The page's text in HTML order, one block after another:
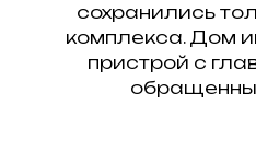
сохранились
комплекса. Дом
пристрой с